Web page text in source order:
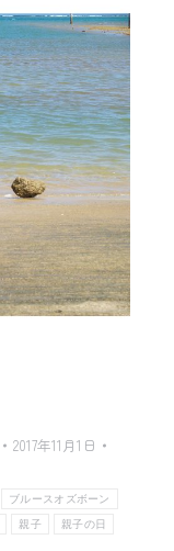
2017年11月1日
ブルースオズボーン
親子 親子の日